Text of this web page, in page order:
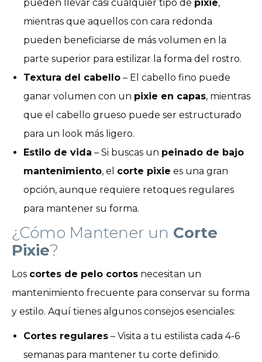
pueden llevar casi cualquier tipo de pixie,
mientras que aquellos con cara redonda
pueden beneficiarse de más volumen en la
parte superior para estilizar la forma del rostro.
Textura del cabello – El cabello fino puede
ganar volumen con un pixie en capas, mientras
que el cabello grueso puede ser estructurado
para un look más ligero.
Estilo de vida – Si buscas un peinado de bajo
mantenimiento, el corte pixie es una gran
opción, aunque requiere retoques regulares
para mantener su forma.
¿Cómo Mantener un Corte
Pixie?
Los cortes de pelo cortos necesitan un
mantenimiento frecuente para conservar su forma
y estilo. Aquí tienes algunos consejos esenciales:
Cortes regulares – Visita a tu estilista cada 4-6
semanas para mantener tu corte definido.